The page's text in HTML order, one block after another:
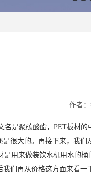
作者
是聚碳酸酯，PET板材的
是很大的。再接下来，我
是用来做装饮水机用水的
们再从价格这方面来看一